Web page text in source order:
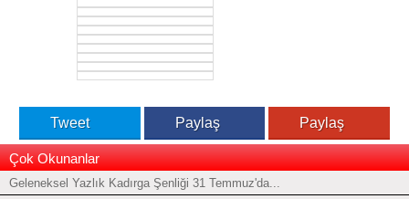
Tweet Paylaş Paylaş
Çok Okunanlar
Geleneksel Yazlık Kadırga Şenliği 31 Temmuz'da...